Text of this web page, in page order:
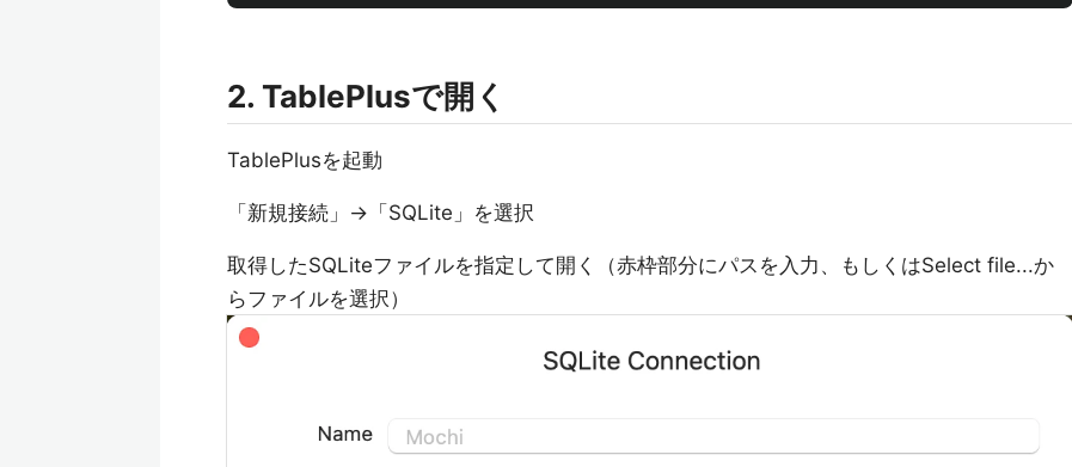
2. TablePlusで開く
TablePlusを起動
「新規接続」→「SQLite」を選択
取得したSQLiteファイルを指定して開く（赤枠部分にパスを入力、もしくはSelect file...か
らファイルを選択）